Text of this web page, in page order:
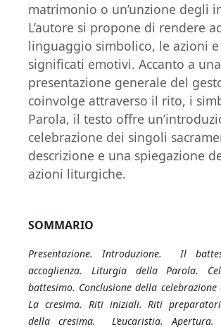
matrimonio o un’unzione degli
L’autore si propone di rendere
linguaggio simbolico, le azioni
significati emotivi. Accanto a una
presentazione generale del
coinvolge attraverso il rito, i
Parola, il testo offre
celebrazione dei singoli
descrizione e una spiegazione
azioni liturgiche.
SOMMARIO
Presentazione. Introduzione. Il
accoglienza. Liturgia della Parola.
battesimo. Conclusione della celebrazione
La cresima. Riti iniziali. Riti
della cresima. L’eucaristia.